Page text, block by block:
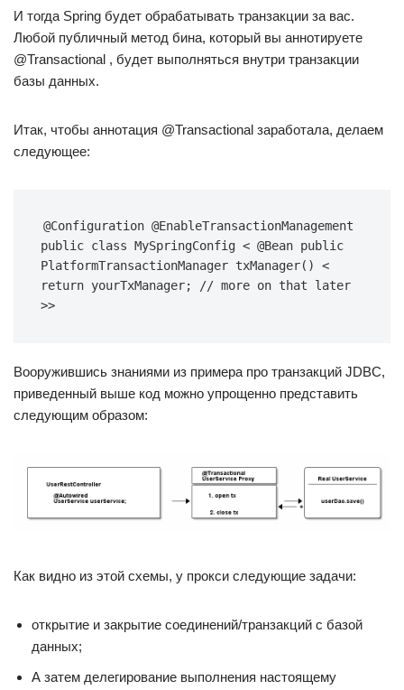
И тогда Spring будет обрабатывать транзакции за вас.
Любой публичный метод бина, который вы аннотируете
@Transactional , будет выполняться внутри транзакции
базы данных.
Итак, чтобы аннотация @Transactional заработала, делаем
следующее:
@Configuration @EnableTransactionManagement
public class MySpringConfig < @Bean public
PlatformTransactionManager txManager() <
return yourTxManager; // more on that later
>>
Вооружившись знаниями из примера про транзакций JDBC,
приведенный выше код можно упрощенно представить
следующим образом:
Как видно из этой схемы, у прокси следующие задачи:
открытие и закрытие соединений/транзакций с базой
данных;
А затем делегирование выполнения настоящему